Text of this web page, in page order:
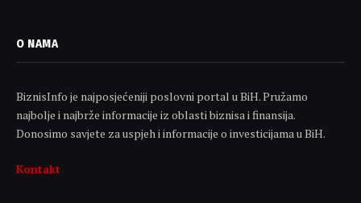
O NAMA
BiznisInfo je najposjećeniji poslovni portal u BiH. Pružamo
najbolje i najbrže informacije iz oblasti biznisa i finansija.
Donosimo savjete za uspjeh i informacije o investicijama u BiH.
Kontakt